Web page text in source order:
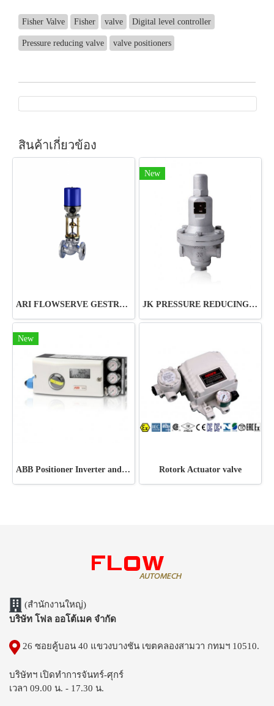
Fisher Valve Fisher valve Digital level controller
Pressure reducing valve valve positioners
สินค้าเกี่ยวข้อง
ARI FLOWSERVE GESTRA VALVE
New
JK PRESSURE REDUCING VALVE JRV-ST11
New
ABB Positioner Inverter and Soft start Rotork Actuator valve
(สำนักงานใหญ่)
บริษัท โฟล ออโต้เมค จำกัด
26 ซอยคู้บอน 40 แขวงบางชัน เขตคลองสามวา กทมฯ 10510.
บริษัทฯ เปิดทำการจันทร์-ศุกร์
เวลา 09.00 น. - 17.30 น.